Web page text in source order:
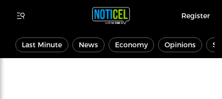
Register
Last Minute News Economy Opinions